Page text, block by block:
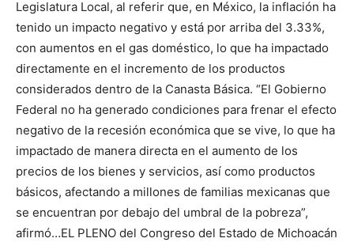
Legislatura Local, al referir que, en México, la inflación ha
tenido un impacto negativo y está por arriba del 3.33%,
con aumentos en el gas doméstico, lo que ha impactado
directamente en el incremento de los productos
considerados dentro de la Canasta Básica. “El Gobierno
Federal no ha generado condiciones para frenar el efecto
negativo de la recesión económica que se vive, lo que ha
impactado de manera directa en el aumento de los
precios de los bienes y servicios, así como productos
básicos, afectando a millones de familias mexicanas que
se encuentran por debajo del umbral de la pobreza”,
afirmó…EL PLENO del Congreso del Estado de Michoacán